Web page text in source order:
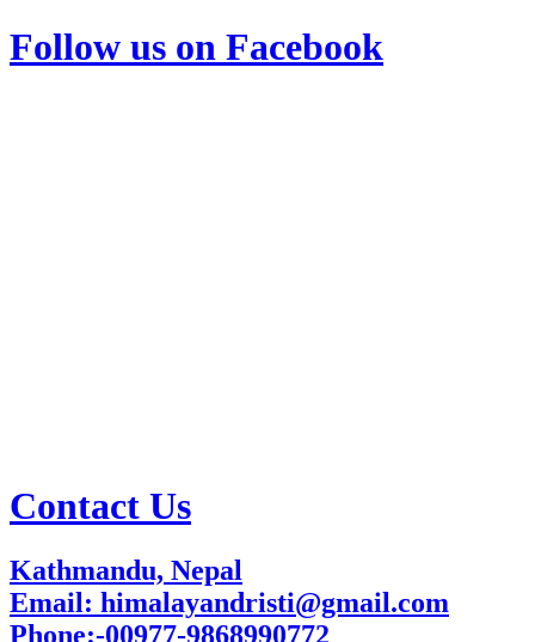
Follow us on Facebook
Contact Us
Kathmandu, Nepal
Email: himalayandristi@gmail.com
Phone:-00977-9868990772